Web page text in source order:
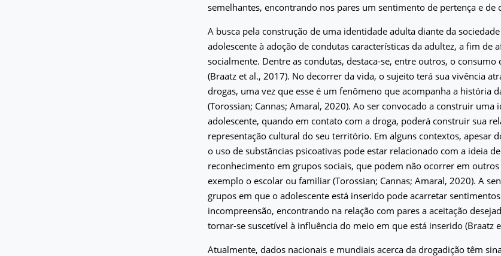
semelhantes, encontrando nos pares um sentimento de pertença e de
A busca pela construção de uma identidade adulta diante da
adolescente à adoção de condutas características da adultez, a fim de
socialmente. Dentre as condutas, destaca-se, entre outros, o consumo
(Braatz et al., 2017). No decorrer da vida, o sujeito terá sua vivência
drogas, uma vez que esse é um fenômeno que acompanha a história
(Torossian; Cannas; Amaral, 2020). Ao ser convocado a construir uma
adolescente, quando em contato com a droga, poderá construir sua
representação cultural do seu território. Em alguns contextos, apesar
o uso de substâncias psicoativas pode estar relacionado com a ideia
reconhecimento em grupos sociais, que podem não ocorrer em
exemplo o escolar ou familiar (Torossian; Cannas; Amaral, 2020). A
grupos em que o adolescente está inserido pode acarretar
incompreensão, encontrando na relação com pares a aceitação
tornar-se suscetível à influência do meio em que está inserido (Braatz
Atualmente, dados nacionais e mundiais acerca da drogadição têm